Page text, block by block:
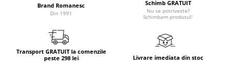
Brand Romanesc
Din 1991
Schimb GRATUIT
Nu se potriveste?
Schimbam produsul!
Transport GRATUIT la comenzile
peste 298 lei
Livrare imediata din stoc